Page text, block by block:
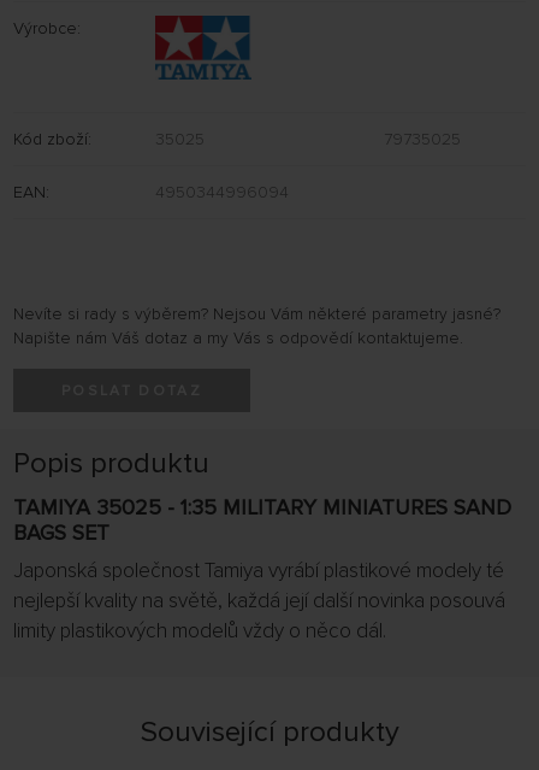
Výrobce:
Kód zboží: 35025 79735025
EAN: 4950344996094
Nevíte si rady s výběrem? Nejsou Vám některé parametry jasné?
Napište nám Váš dotaz a my Vás s odpovědí kontaktujeme.
Popis produktu
TAMIYA 35025 - 1:35 MILITARY MINIATURES SAND
BAGS SET
Japonská společnost Tamiya vyrábí plastikové modely té
nejlepší kvality na světě, každá její další novinka posouvá
limity plastikových modelů vždy o něco dál.
Související produkty